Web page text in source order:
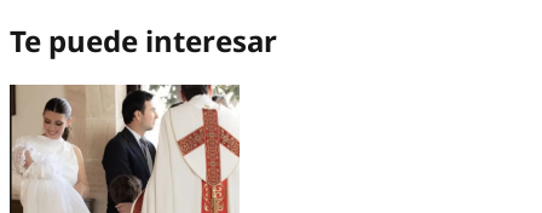
Te puede interesar